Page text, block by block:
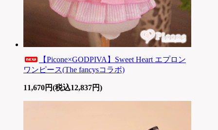
【Picone×GODPIVA】Sweet Heart エプロン
ワンピース(The fancysコラボ)
11,670円(税込12,837円)